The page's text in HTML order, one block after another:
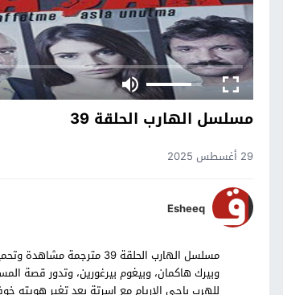
مسلسل الهارب الحلقة 39
29 أغسطس 2025
Esheeq
وبيرك هاكمان، وبيغوم بيرغورين، وتدور قصة
للهرب باحى الاريام مع اسرتة بعد تغير